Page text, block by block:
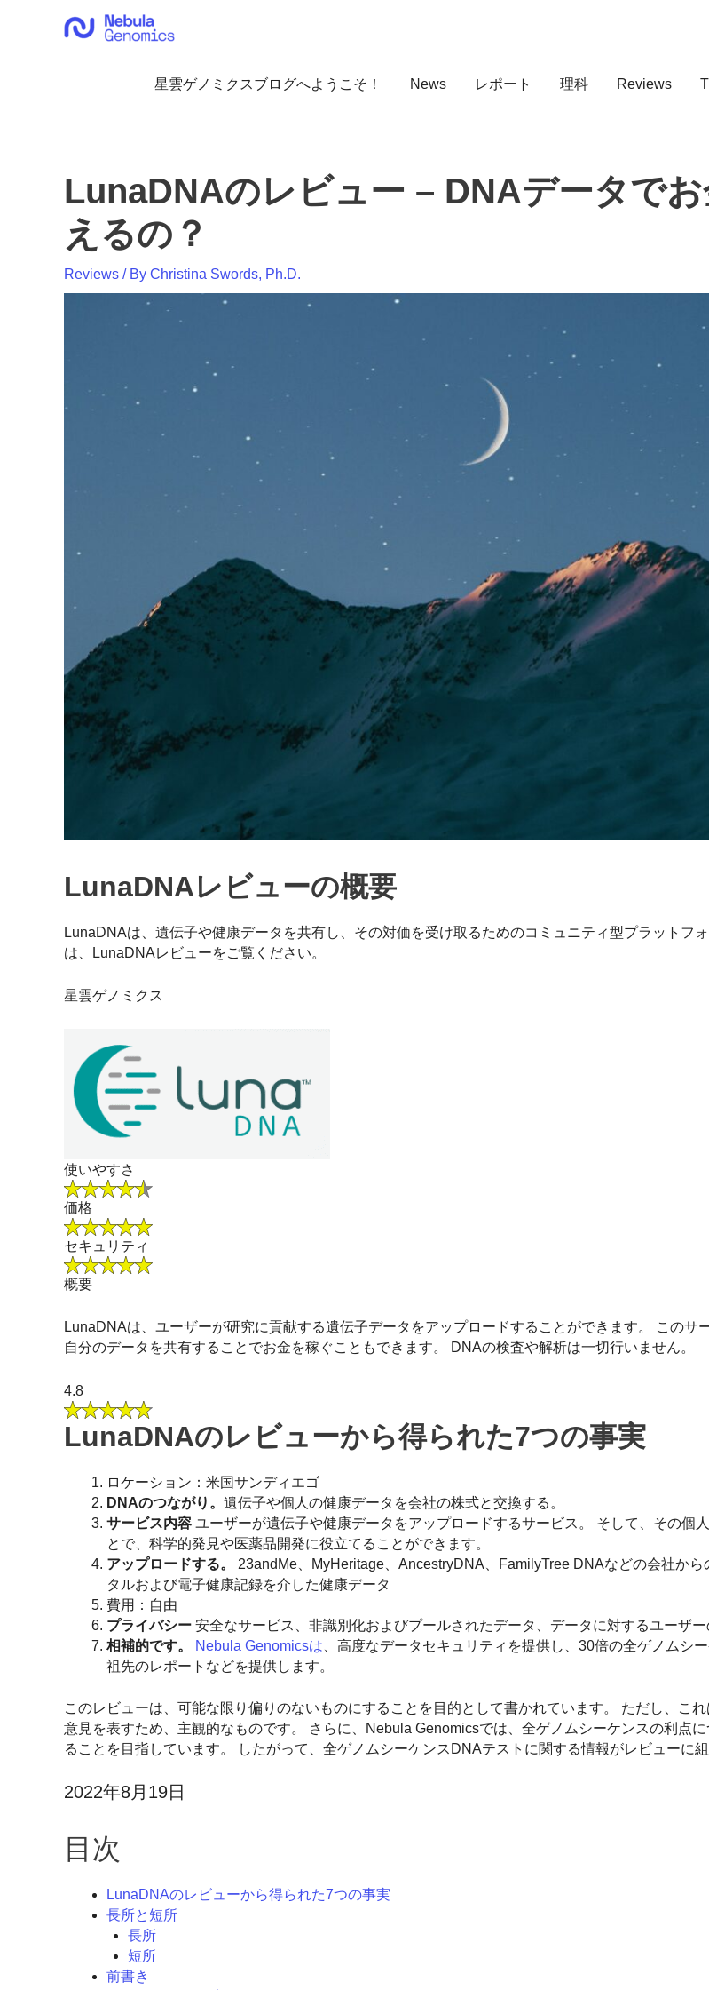
星雲ゲノミクスブログへようこそ！ News レポート 理科 Reviews
LunaDNAのレビュー – DNAデータで
えるの？
Reviews / By Christina Swords, Ph.D.
LunaDNAレビューの概要
LunaDNAは、遺伝子や健康データを共有し、その対価を受け取るためのコミュニティ型プラットフ
は、LunaDNAレビューをご覧ください。
星雲ゲノミクス
使いやすさ
価格
セキュリティ
概要
LunaDNAは、ユーザーが研究に貢献する遺伝子データをアップロードすることができます。 このサ
自分のデータを共有することでお金を稼ぐこともできます。 DNAの検査や解析は一切行いません。
4.8
LunaDNAのレビューから得られた7つの事実
ロケーション：米国サンディエゴ
DNAのつながり。 遺伝子や個人の健康データを会社の株式と交換する。
サービス内容 ユーザーが遺伝子や健康データをアップロードするサービス。 そして、その個
とで、科学的発見や医薬品開発に役立てることができます。
アップロードする。 23andMe、MyHeritage、AncestryDNA、FamilyTree DNAなどの会社か
タルおよび電子健康記録を介した健康データ
費用：自由
プライバシー 安全なサービス、非識別化およびプールされたデータ、データに対するユーザ
相補的です。
Nebula Genomicsは 、高度なデータセキュリティを提供し、30倍の全ゲノムシ
祖先のレポートなどを提供します。
このレビューは、可能な限り偏りのないものにすることを目的として書かれています。 ただし、こ
意見を表すため、主観的なものです。 さらに、Nebula Genomicsでは、全ゲノムシーケンスの利点
ることを目指しています。 したがって、全ゲノムシーケンスDNAテストに関する情報がレビューに組
2022年8月19日
目次
LunaDNAのレビューから得られた7つの事実
長所と短所
長所
短所
前書き